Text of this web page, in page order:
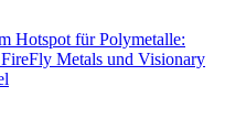
Hotspot für Polymetalle:
Metals und Visionary